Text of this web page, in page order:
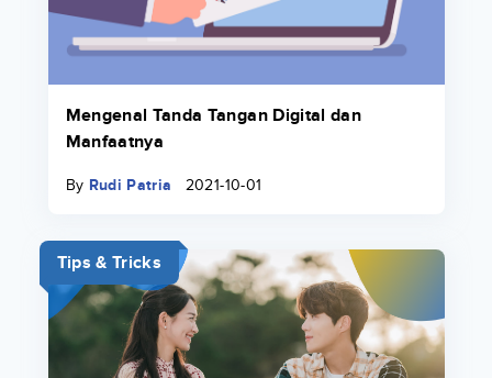
Mengenal Tanda Tangan Digital dan
Manfaatnya
By Rudi Patria 2021-10-01
Tips & Tricks